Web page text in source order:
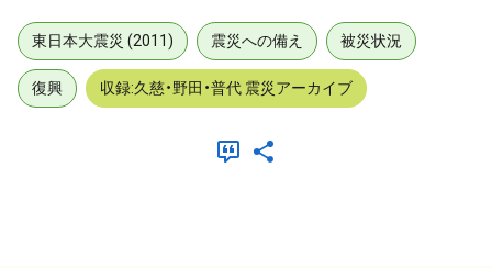
東日本大震災 (2011) 震災への備え 被災状況
復興 収録:久慈・野田・普代 震災アーカイブ